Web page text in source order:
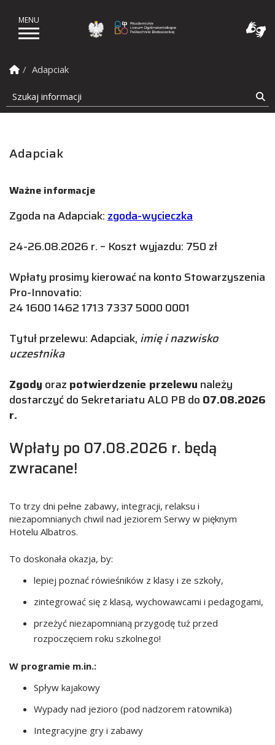
Strona Główna
Adapciak
Szukaj informacji
Adapciak
Ważne informacje
Zgoda na Adapciak:zgoda-wycieczka
24-26.08.2026 r. – Koszt wyjazdu: 750 zł
Wpłaty prosimy kierować na konto Stowarzyszenia
Pro-Innovatio:
24 1600 1462 1713 7337 5000 0001
Tytuł przelewu: Adapciak, imię i nazwisko
uczestnika
Zgody oraz potwierdzenie przelewu należy
dostarczyć do Sekretariatu ALO PB do 07.08.2026
r.
Wpłaty po 07.08.2026 r. będą
zwracane!
To trzy dni pełne zabawy, integracji, relaksu i
niezapomnianych chwil nad jeziorem Serwy w pięknym
Hotelu Albatros.
To doskonała okazja, by:
lepiej poznać rówieśników z klasy i ze szkoły,
zintegrować się z klasą, wychowawcami i pedagogami,
przeżyć niezapomnianą przygodę tuż przed
rozpoczęciem roku szkolnego!
W programie m.in.:
Spływ kajakowy
Wypady nad jezioro (pod nadzorem ratownika)
Integracyjne gry i zabawy